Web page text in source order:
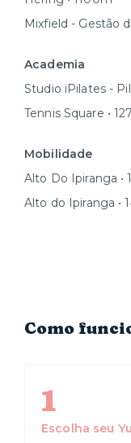
Mixfield - Gestão
Academia
Studio iPilates -
Tennis Square •
Mobilidade
Alto Do Ipiranga •
Alto do Ipiranga •
Como
1
Escolha seu